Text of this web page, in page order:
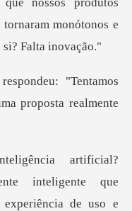
to
"Tentamos
inteligente que